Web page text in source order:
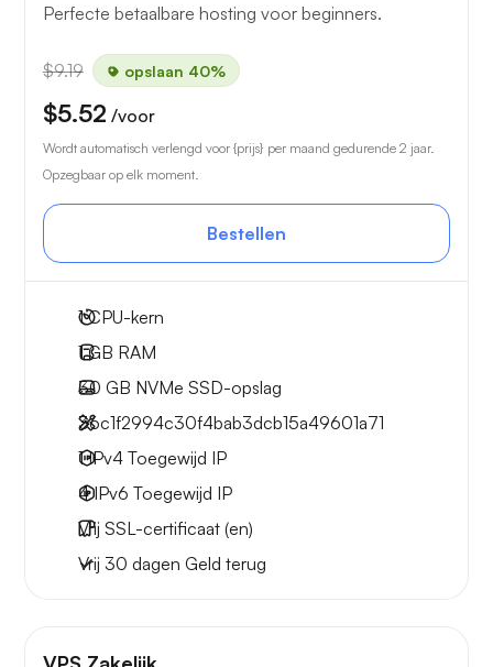
Perfecte betaalbare hosting voor beginners.
$9.19 opslaan 40%
$5.52 /voor
Wordt automatisch verlengd voor {prijs} per maand gedurende 2 jaar.
Opzegbaar op elk moment.
Bestellen
1CPU-kern
1 GB RAM
30 GB NVMe SSD-opslag
36c1f2994c30f4bab3dcb15a49601a71
1 IPv4 Toegewijd IP
4 IPv6 Toegewijd IP
Vrij SSL-certificaat (en)
Vrij 30 dagen Geld terug